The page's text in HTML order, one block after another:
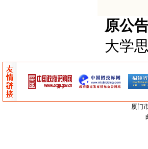
原公
大学
厦门